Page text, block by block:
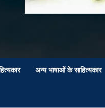
अन्य भाषाओं के साहित्यकार